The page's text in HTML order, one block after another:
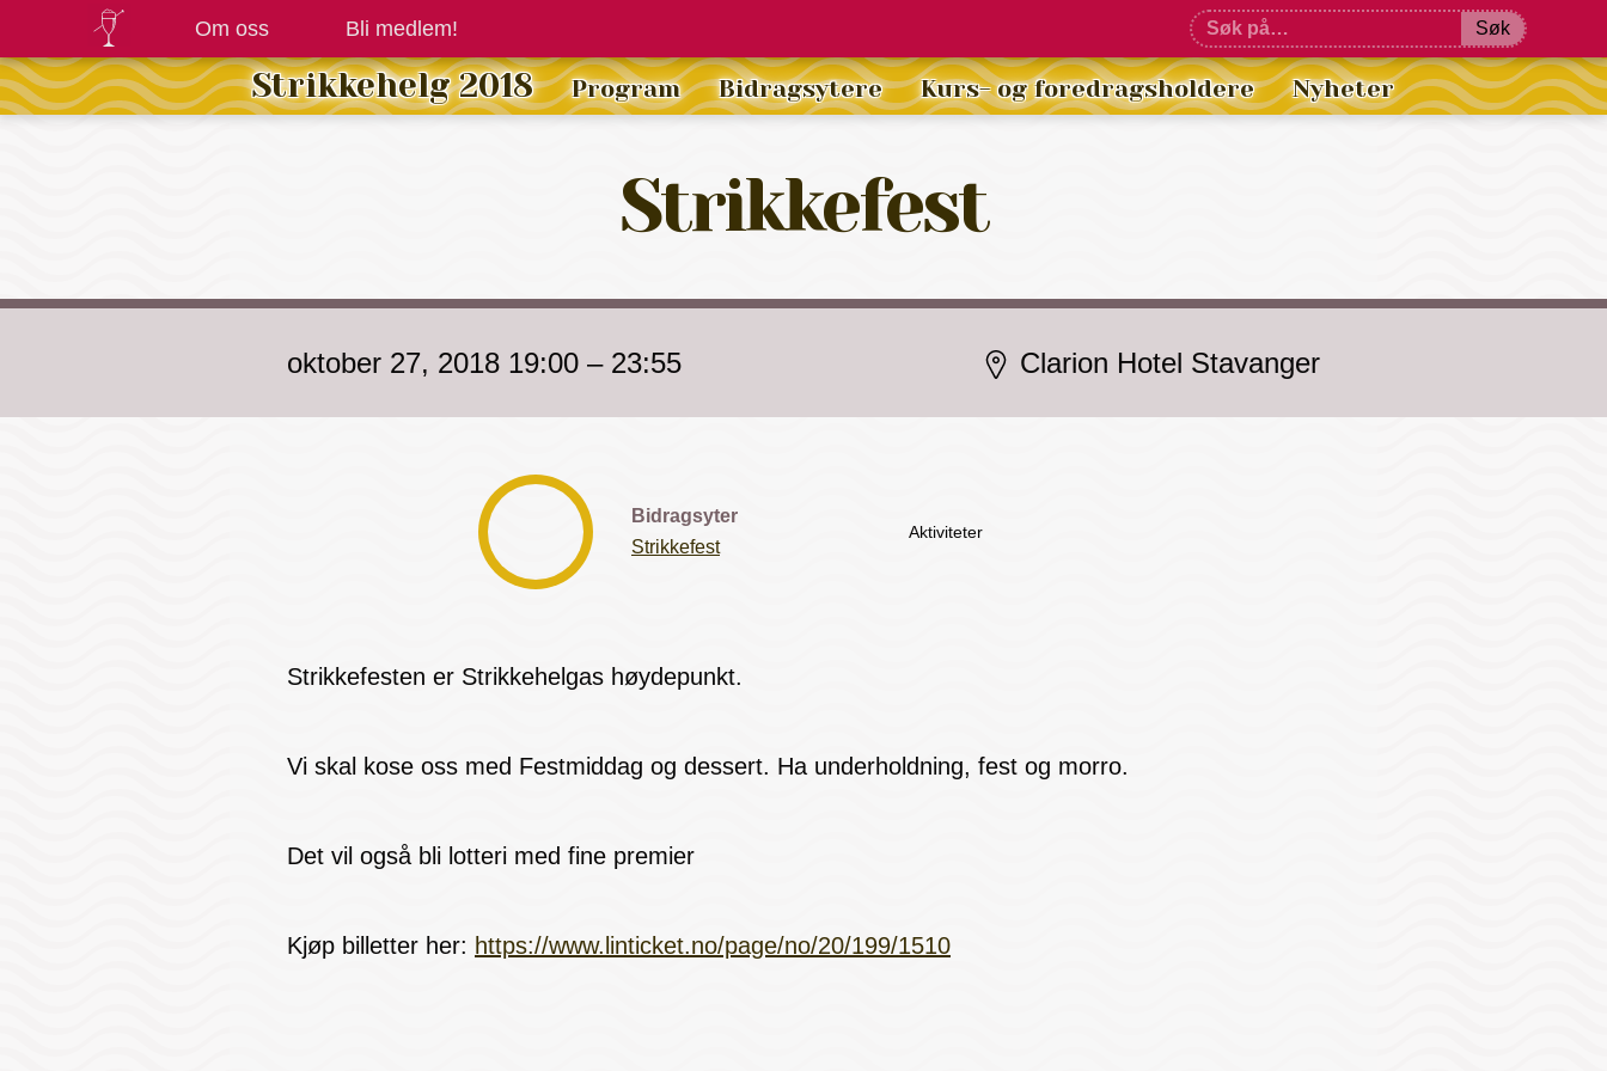
Om oss Bli medlem! Søk
Strikkehelg 2018 Program Bidragsytere Kurs- og foredragsholdere Nyheter
Strikkefest
oktober 27, 2018 19:00 – 23:55 Clarion Hotel Stavanger
Bidragsyter
Strikkefest
Aktiviteter
Strikkefesten er Strikkehelgas høydepunkt.
Vi skal kose oss med Festmiddag og dessert. Ha underholdning, fest og morro.
Det vil også bli lotteri med fine premier
Kjøp billetter her: https://www.linticket.no/page/no/20/199/1510